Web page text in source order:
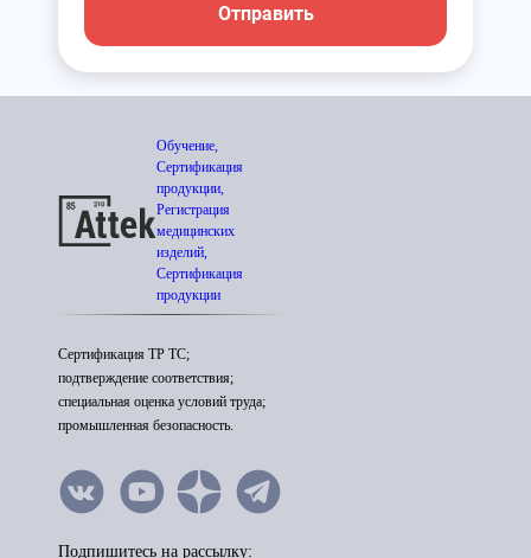
Отправить
Обучение,
Сертификация
продукции,
Регистрация
медицинских
изделий,
Сертификация
продукции
Сертификация ТР ТС;
подтверждение соответствия;
специальная оценка условий труда;
промышленная безопасность.
Подпишитесь на рассылку: